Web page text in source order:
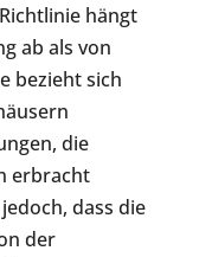
hängt
ab als von
bezieht sich
die
erbracht
dass die
der